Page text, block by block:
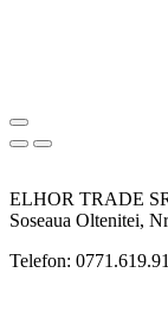
ELHOR TRADE
Soseaua Oltenitei,
Telefon: